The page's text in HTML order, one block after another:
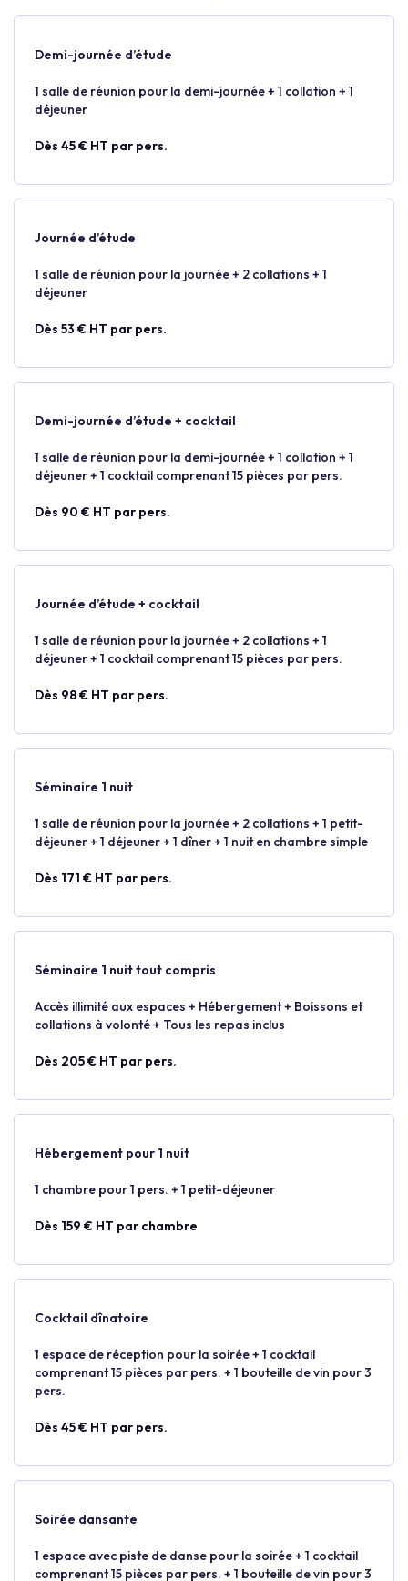
Demi-journée d’étude
1 salle de réunion pour la demi-journée + 1 collation + 1
déjeuner
Dès 45 € HT par pers.
Journée d’étude
1 salle de réunion pour la journée + 2 collations + 1
déjeuner
Dès 53 € HT par pers.
Demi-journée d’étude + cocktail
1 salle de réunion pour la demi-journée + 1 collation + 1
déjeuner + 1 cocktail comprenant 15 pièces par pers.
Dès 90 € HT par pers.
Journée d’étude + cocktail
1 salle de réunion pour la journée + 2 collations + 1
déjeuner + 1 cocktail comprenant 15 pièces par pers.
Dès 98 € HT par pers.
Séminaire 1 nuit
1 salle de réunion pour la journée + 2 collations + 1 petit-
déjeuner + 1 déjeuner + 1 dîner + 1 nuit en chambre simple
Dès 171 € HT par pers.
Séminaire 1 nuit tout compris
Accès illimité aux espaces + Hébergement + Boissons et
collations à volonté + Tous les repas inclus
Dès 205 € HT par pers.
Hébergement pour 1 nuit
1 chambre pour 1 pers. + 1 petit-déjeuner
Dès 159 € HT par chambre
Cocktail dînatoire
1 espace de réception pour la soirée + 1 cocktail
comprenant 15 pièces par pers. + 1 bouteille de vin pour 3
pers.
Dès 45 € HT par pers.
Soirée dansante
1 espace avec piste de danse pour la soirée + 1 cocktail
comprenant 15 pièces par pers. + 1 bouteille de vin pour 3